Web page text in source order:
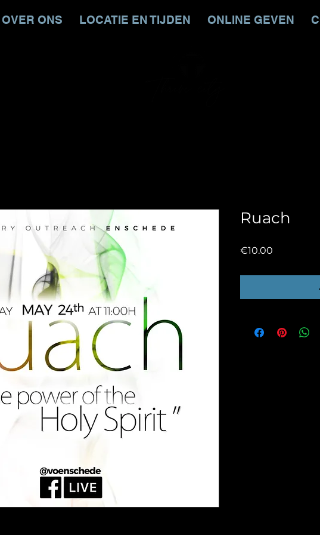
OVER ONS LOCATIE EN TIJDEN ONLINE GEVEN
Ruach
€10.00